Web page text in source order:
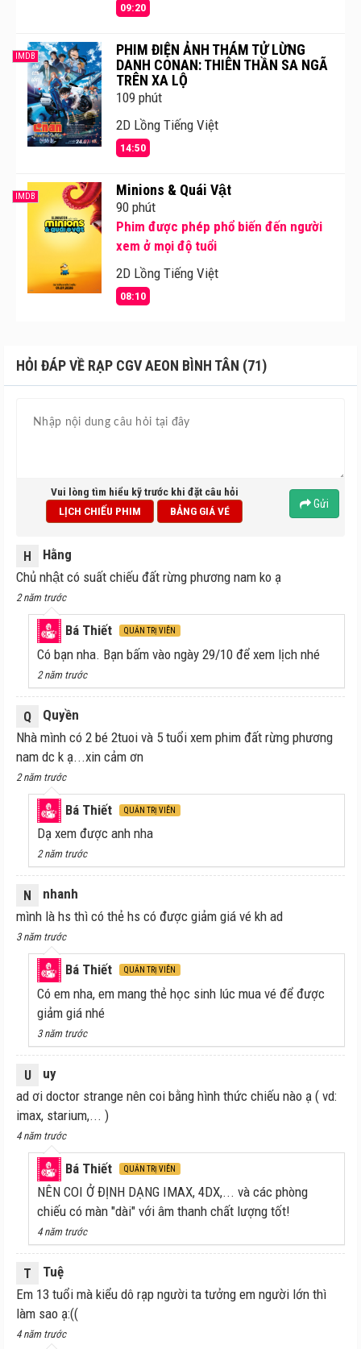
09:20
IMDB
PHIM ĐIỆN ẢNH THÁM TỬ LỪNG
DANH CONAN: THIÊN THẦN SA NGÃ
TRÊN XA LỘ
109 phút
2D Lồng Tiếng Việt
14:50
IMDB Minions & Quái Vật
90 phút
Phim được phép phổ biến đến người
xem ở mọi độ tuổi
2D Lồng Tiếng Việt
08:10
HỎI ĐÁP VỀ RẠP CGV AEON BÌNH TÂN (71)
Vui lòng tìm hiểu kỹ trước khi đặt câu hỏi
LỊCH CHIẾU PHIM
BẢNG GIÁ VÉ
Gửi
H
Hằng
Chủ nhật có suất chiếu đất rừng phương nam ko ạ
2 năm trước
Bá Thiết QUẢN TRỊ VIÊN
Có bạn nha. Bạn bấm vào ngày 29/10 để xem lịch nhé
2 năm trước
Q
Quyền
Nhà mình có 2 bé 2tuoi và 5 tuổi xem phim đất rừng phương
nam dc k ạ...xin cảm ơn
2 năm trước
Bá Thiết QUẢN TRỊ VIÊN
Dạ xem được anh nha
2 năm trước
N
nhanh
mình là hs thì có thẻ hs có được giảm giá vé kh ad
3 năm trước
Bá Thiết QUẢN TRỊ VIÊN
Có em nha, em mang thẻ học sinh lúc mua vé để được
giảm giá nhé
3 năm trước
U
uy
ad ơi doctor strange nên coi bằng hình thức chiếu nào ạ ( vd:
imax, starium,... )
4 năm trước
Bá Thiết QUẢN TRỊ VIÊN
NÊN COI Ở ĐỊNH DẠNG IMAX, 4DX,... và các phòng
chiếu có màn "dài" với âm thanh chất lượng tốt!
4 năm trước
T
Tuệ
Em 13 tuổi mà kiểu dô rạp người ta tưởng em người lớn thì
làm sao ạ:((
4 năm trước